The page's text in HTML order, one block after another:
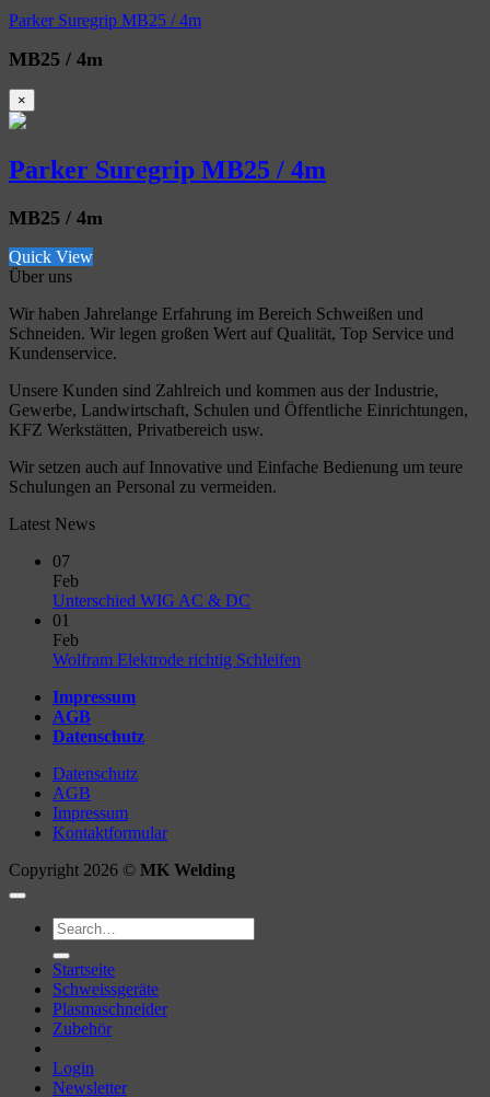
Parker Suregrip MB25 / 4m
MB25 / 4m
×
Parker Suregrip MB25 / 4m
MB25 / 4m
Quick View
Über uns
Wir haben Jahrelange Erfahrung im Bereich Schweißen und
Schneiden. Wir legen großen Wert auf Qualität, Top Service und
Kundenservice.
Unsere Kunden sind Zahlreich und kommen aus der Industrie,
Gewerbe, Landwirtschaft, Schulen und Öffentliche Einrichtungen,
KFZ Werkstätten, Privatbereich usw.
Wir setzen auch auf Innovative und Einfache Bedienung um teure
Schulungen an Personal zu vermeiden.
Latest News
07
Feb
Unterschied WIG AC & DC
Unterschied
01
Feb
Wolfram Elektrode richtig Schleifen
Impressum
AGB
Datenschutz
Datenschutz
AGB
Impressum
Kontaktformular
Copyright 2026 © MK Welding
Search
for:
Startseite
Schweissgeräte
Plasmaschneider
Zubehör
Login
Newsletter